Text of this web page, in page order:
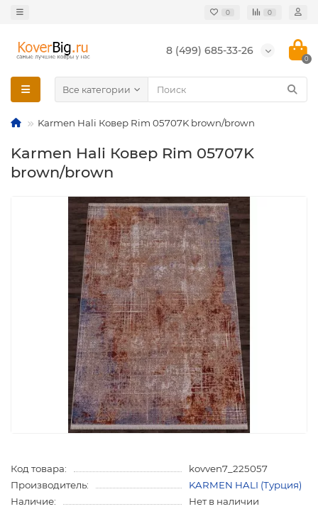
0 0
8 (499) 685-33-26
0
Все категории
Karmen Hali Ковер Rim 05707K brown/brown
Karmen Hali Ковер Rim 05707K
brown/brown
Код товара:
kovven7_225057
Производитель:
KARMEN HALI (Турция)
Наличие:
Нет в наличии